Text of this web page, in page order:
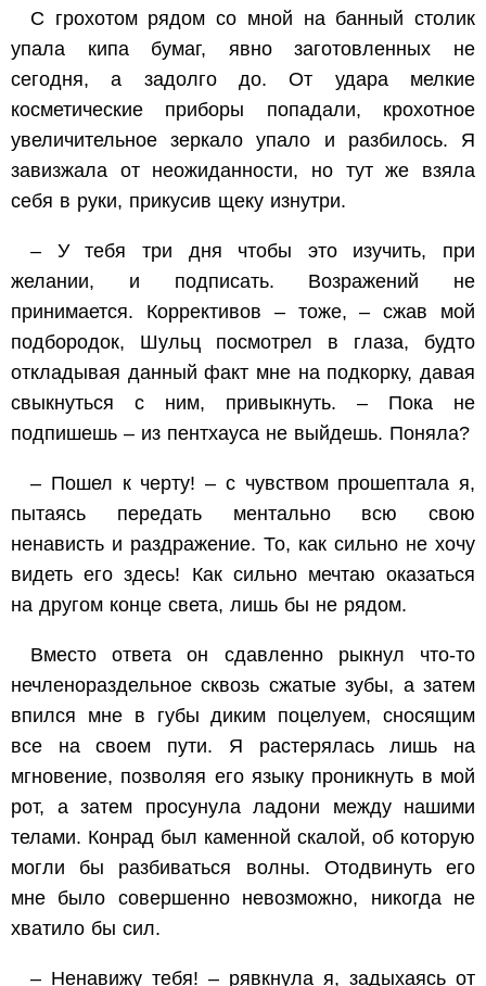
С грохотом рядом со мной на банный столик
упала кипа бумаг, явно заготовленных не
сегодня, а задолго до. От удара мелкие
косметические приборы попадали, крохотное
увеличительное зеркало упало и разбилось. Я
завизжала от неожиданности, но тут же взяла
себя в руки, прикусив щеку изнутри.
– У тебя три дня чтобы это изучить, при
желании, и подписать. Возражений не
принимается. Коррективов – тоже, – сжав мой
подбородок, Шульц посмотрел в глаза, будто
откладывая данный факт мне на подкорку, давая
свыкнуться с ним, привыкнуть. – Пока не
подпишешь – из пентхауса не выйдешь. Поняла?
– Пошел к черту! – с чувством прошептала я,
пытаясь передать ментально всю свою
ненависть и раздражение. То, как сильно не хочу
видеть его здесь! Как сильно мечтаю оказаться
на другом конце света, лишь бы не рядом.
Вместо ответа он сдавленно рыкнул что-то
нечленораздельное сквозь сжатые зубы, а затем
впился мне в губы диким поцелуем, сносящим
все на своем пути. Я растерялась лишь на
мгновение, позволяя его языку проникнуть в мой
рот, а затем просунула ладони между нашими
телами. Конрад был каменной скалой, об которую
могли бы разбиваться волны. Отодвинуть его
мне было совершенно невозможно, никогда не
хватило бы сил.
– Ненавижу тебя! – рявкнула я, задыхаясь от